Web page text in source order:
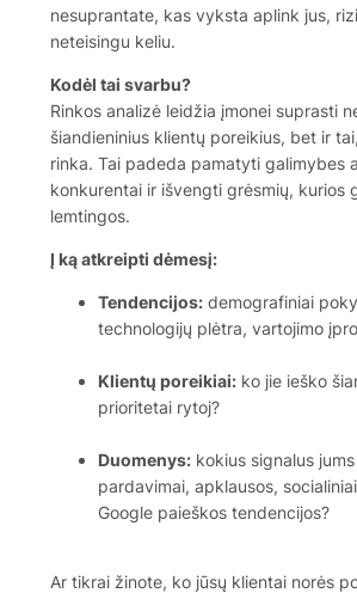
nesuprantate, kas vyksta aplink jus,
neteisingu keliu.
Kodėl tai svarbu?
Rinkos analizė leidžia įmonei suprasti
šiandieninius klientų poreikius, bet ir
rinka. Tai padeda pamatyti galimybes
konkurentai ir išvengti grėsmių, kurios
lemtingos.
Į ką atkreipti dėmesį:
Tendencijos: demografiniai
technologijų plėtra, vartojimo
Klientų poreikiai: ko jie ieško
prioritetai rytoj?
Duomenys: kokius signalus
pardavimai, apklausos,
Google paieškos tendencijos?
Ar tikrai žinote, ko jūsų klientai norės